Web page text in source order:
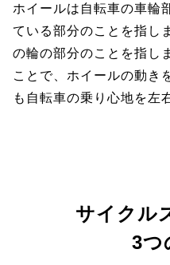
ホイールは自転車の車輪
ている部分のことを指し
の輪の部分のことを指し
ことで、ホイールの動き
も自転車の乗り心地を左
サイクル
3つ